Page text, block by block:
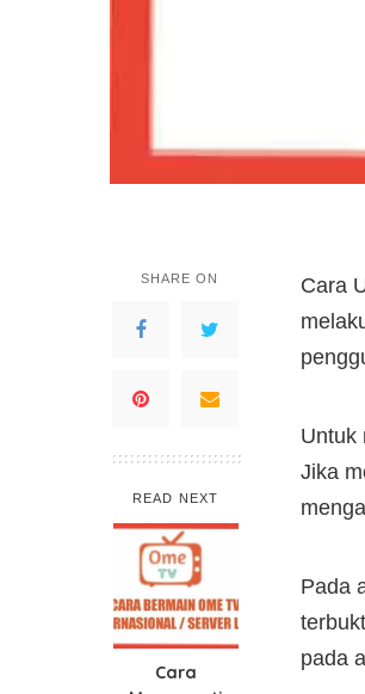
SHARE ON
READ NEXT
Cara
Cara
Untuk
Jika
Pada
pada